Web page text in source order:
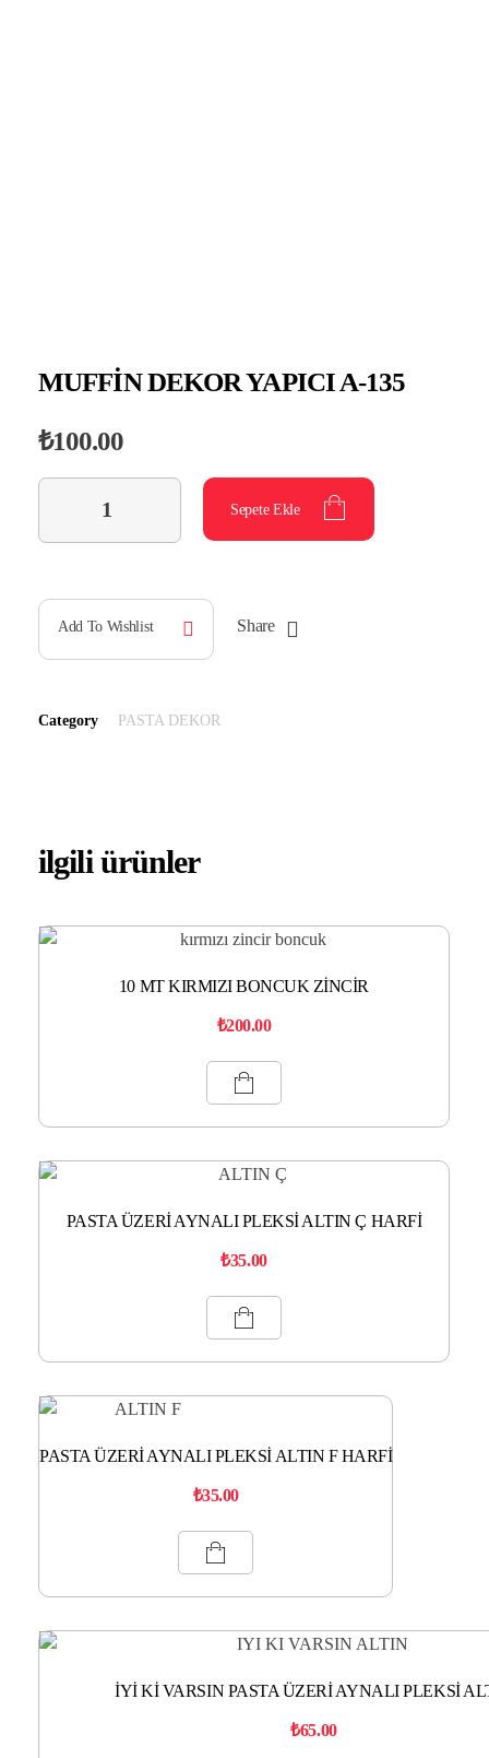
MUFFİN DEKOR YAPICI A-135
₺100.00
Sepete Ekle
Add To Wishlist Share
Category PASTA DEKOR
ilgili ürünler
10 MT KIRMIZI BONCUK ZİNCİR
₺200.00
PASTA ÜZERİ AYNALI PLEKSİ ALTIN Ç HARFİ
₺35.00
PASTA ÜZERİ AYNALI PLEKSİ ALTIN F HARFİ
₺35.00
İYİ Kİ VARSIN PASTA ÜZERİ AYNALI PLEKSİ
₺65.00